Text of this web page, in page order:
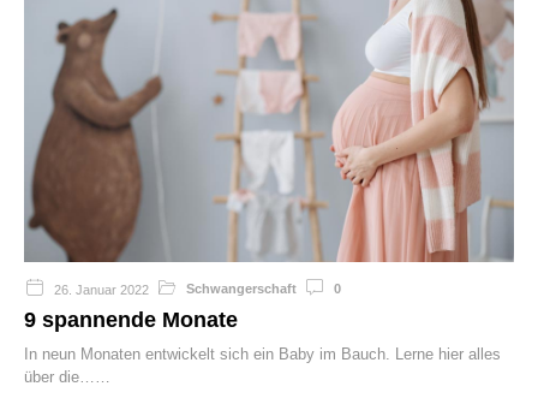
26. Januar 2022 Schwangerschaft 0
9 spannende Monate​
In neun Monaten entwickelt sich ein Baby im Bauch. Lerne hier alles
über die…